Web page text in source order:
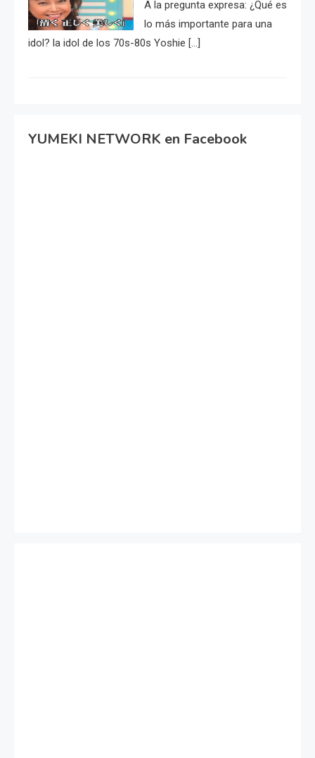
A la pregunta expresa: ¿Qué es
lo más importante para una
idol? la idol de los 70s-80s Yoshie […]
YUMEKI NETWORK en Facebook